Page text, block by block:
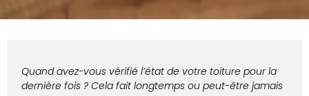
Quand avez-vous vérifié l’état de votre toiture pour la
dernière fois ? Cela fait longtemps ou peut-être jamais